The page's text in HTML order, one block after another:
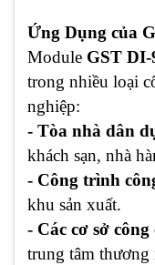
Ứng Dụng của
Module GST DI-
trong nhiều loại
nghiệp:
- Tòa nhà dân
khách sạn, nhà
- Công trình
khu sản xuất.
- Các cơ sở công
trung tâm thương